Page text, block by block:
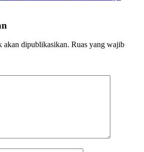
akan dipublikasikan. Ruas yang wajib